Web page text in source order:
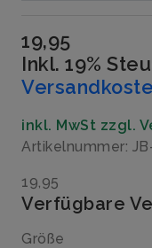
19,95
Inkl. 19%
inkl. MwSt zzgl.
Artikelnummer:
19,95
Verfügbare
Größe